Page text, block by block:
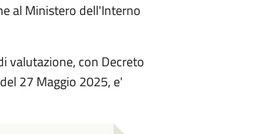
al Ministero dell'Interno
valutazione, con Decreto
27 Maggio 2025, e'